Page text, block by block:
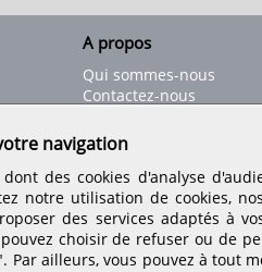
A propos
Qui sommes-nous
Contactez-nous
Informations légales
Conditions générales
Rejoignez nos équipes
nous sur les réseaux sociaux
navigation
des cookies d'analyse
notre utilisation de cookies, nos
des services adaptés à
choisir de refuser ou de
ailleurs, vous pouvez à tout